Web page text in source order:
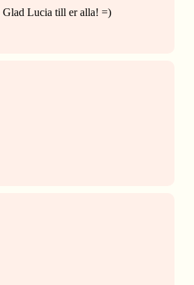
Glad Lucia till er alla! =)